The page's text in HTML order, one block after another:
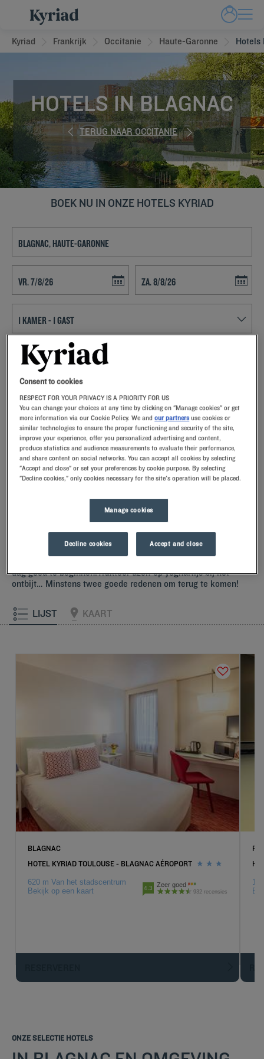
Kyriad Frankrijk Occitanie Haute-Garonne Hotels
HOTELS IN BLAGNAC
TERUG NAAR OCCITANIE
BOEK NU IN ONZE HOTELS KYRIAD
ZOEK EEN HOTEL
Voeg kortingscode toe
Sta eens stil bij Blagnac en bezoek de tweede stad van Frankrijk die
een rijke geschiedenis heeft. Plan uw uitstappen vanuit uw Kyriad
hotel.
Verwen uzelf – probeer onze Kyriad-hotels in Blagnac eens.Bij
begroeten en verwelkomen met kleine maar attente
gebaren.U zult het unieke comfort van onze kussens met
dag goed te beginnen.Trakteer uzelf op yoghurtijs bij het
ontbijt… Minstens twee goede redenen om terug te komen!
LIJST KAART
BLAGNAC
HOTEL KYRIAD TOULOUSE - BLAGNAC AÉROPORT
620 m Van het stadscentrum
Bekijk op een kaart
4.3 Zeer goed
932 recensies
ONZE SELECTIE HOTELS
Consent to cookies
RESPECT FOR YOUR PRIVACY IS A PRIORITY FOR US
You can change your choices at any time by clicking on "Manage cookies" or get
more information via our Cookie Policy. We andour partners use cookies or
similar technologies to ensure the proper functioning and security of the site,
improve your experience, offer you personalized advertising and content,
produce statistics and audience measurements to evaluate their performance,
and share content on social networks. You can accept all cookies by selecting
"Accept and close" or set your preferences by cookie purpose. By selecting
"Decline cookies," only cookies necessary for the site's operation will be placed.
Manage cookies
Decline cookies Accept and close